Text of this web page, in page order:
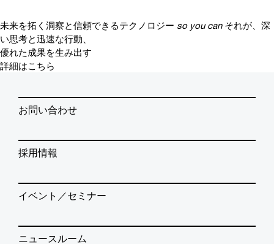
未来を拓く洞察と信頼できるテクノロジー so you can それが、深
い思考と迅速な行動、
優れた成果を生み出す
詳細はこちら
お問い合わせ
採用情報
イベント／セミナー
ニュースルーム